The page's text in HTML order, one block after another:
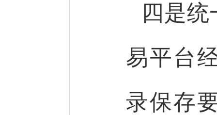
四是
易平台
录保存